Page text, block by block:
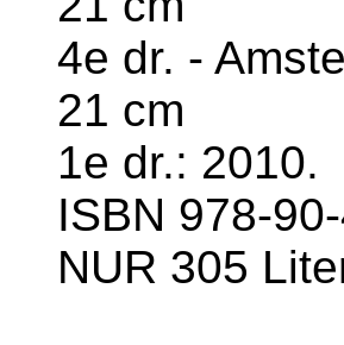
4e dr. -
21 cm
1e dr.: 2010.
ISBN 978-
NUR 305